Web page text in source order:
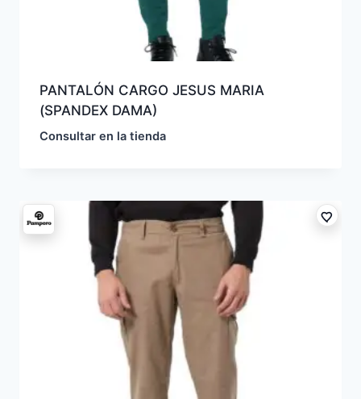
PANTALÓN CARGO JESUS MARIA
(SPANDEX DAMA)
Consultar en la tienda